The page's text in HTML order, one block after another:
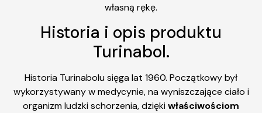
własną rękę.
Historia i opis produktu
Turinabol.
Historia Turinabolu sięga lat 1960. Początkowy był
wykorzystywany w medycynie, na wyniszczające ciało i
organizm ludzki schorzenia, dzięki właściwościom